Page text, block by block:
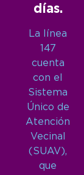
días.
La línea
147
cuenta
con el
Sistema
Único de
Atención
Vecinal
(SUAV),
que